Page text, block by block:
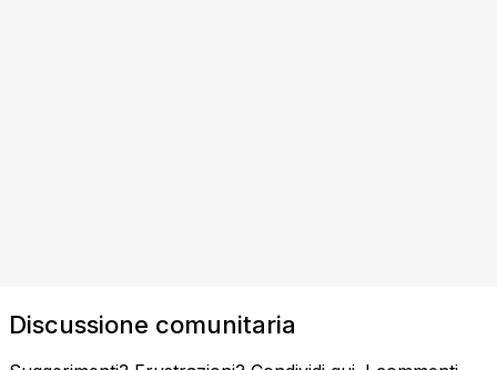
Discussione comunitaria